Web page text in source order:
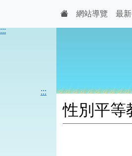
:::
網站導覽 最
:::
性別平等